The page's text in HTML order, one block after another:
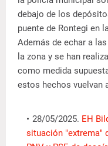
debajo de los
puente de Rontegi en
Además de echar a
la zona y se han
como medida
estos hechos vuelvan
28/05/2025. EH
situación "extrema"